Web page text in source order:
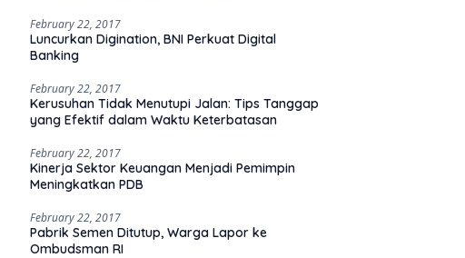
February 22, 2017
Luncurkan Digination, BNI Perkuat Digital
Banking
February 22, 2017
Kerusuhan Tidak Menutupi Jalan: Tips Tanggap
yang Efektif dalam Waktu Keterbatasan
February 22, 2017
Kinerja Sektor Keuangan Menjadi Pemimpin
Meningkatkan PDB
February 22, 2017
Pabrik Semen Ditutup, Warga Lapor ke
Ombudsman RI